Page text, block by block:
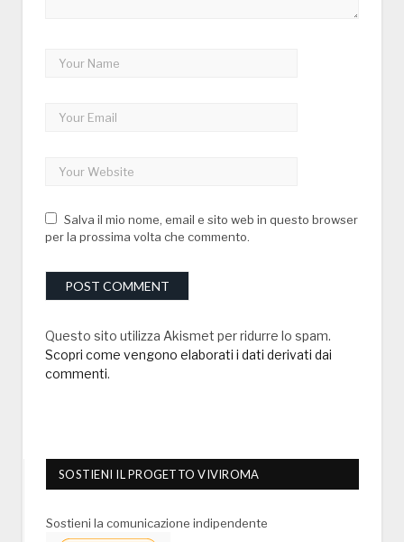
Salva il mio nome, email e sito web in questo browser
per la prossima volta che commento.
Questo sito utilizza Akismet per ridurre lo spam.
Scopri come vengono elaborati i dati derivati dai
commenti.
SOSTIENI IL PROGETTO VIVIROMA
Sostieni la comunicazione indipendente